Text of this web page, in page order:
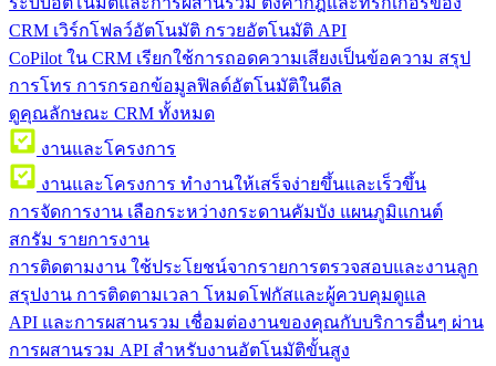
CRM เวิร์กโฟลว์อัตโนมัติ กรวยอัตโนมัติ API
CoPilot ใน CRM เรียกใช้การถอดความเสียงเป็นข้อความ สรุป
การโทร การกรอกข้อมูลฟิลด์อัตโนมัติในดีล
ดูคุณลักษณะ CRM ทั้งหมด
งานและโครงการ
งานและโครงการ ทำงานให้เสร็จง่ายขึ้นและเร็วขึ้น
การจัดการงาน เลือกระหว่างกระดานคัมบัง แผนภูมิแกนต์
สกรัม รายการงาน
การติดตามงาน ใช้ประโยชน์จากรายการตรวจสอบและงานลูก
สรุปงาน การติดตามเวลา โหมดโฟกัสและผู้ควบคุมดูแล
API และการผสานรวม เชื่อมต่องานของคุณกับบริการอื่นๆ ผ่าน
การผสานรวม API สำหรับงานอัตโนมัติขั้นสูง